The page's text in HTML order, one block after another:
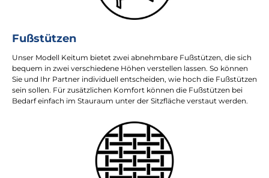
Fußstützen
Unser Modell Keitum bietet zwei abnehmbare Fußstützen, die sich
bequem in zwei verschiedene Höhen verstellen lassen. So können
Sie und Ihr Partner individuell entscheiden, wie hoch die Fußstützen
sein sollen. Für zusätzlichen Komfort können die Fußstützen bei
Bedarf einfach im Stauraum unter der Sitzfläche verstaut werden.